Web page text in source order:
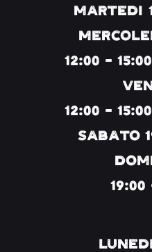
MARTEDI
12:00 -
12:00 -
SABATO